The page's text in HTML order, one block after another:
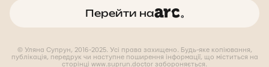
Перейти на
© Уляна Супрун, 2016-2025. Усі права захищено. Будь-яке копіювання,
публікація, передрук чи наступне поширення інформації, що міститься на
сторінці www.suprun.doctor забороняється.